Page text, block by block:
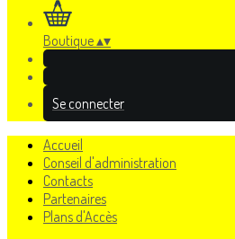
Boutique▴▾
Se connecter
Accueil
Conseil d'administration
Contacts
Partenaires
Plans d'Accès